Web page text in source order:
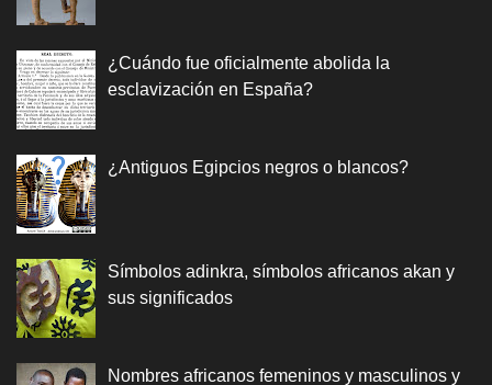
¿Cuándo fue oficialmente abolida la
esclavización en España?
¿Antiguos Egipcios negros o blancos?
Símbolos adinkra, símbolos africanos akan y
sus significados
Nombres africanos femeninos y masculinos y